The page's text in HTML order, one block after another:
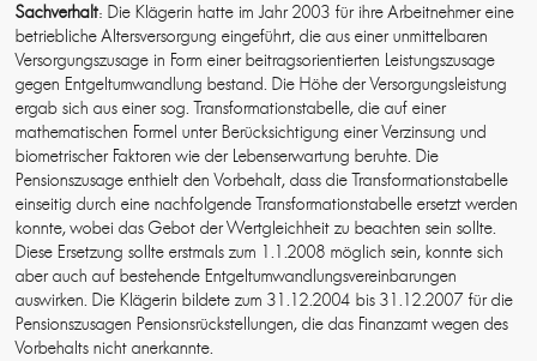
Sachverhalt: Die Klägerin hatte im Jahr 2003 für ihre Arbeitnehmer eine
betriebliche Altersversorgung eingeführt, die aus einer unmittelbaren
Versorgungszusage in Form einer beitragsorientierten Leistungszusage
gegen Entgeltumwandlung bestand. Die Höhe der Versorgungsleistung
ergab sich aus einer sog. Transformationstabelle, die auf einer
mathematischen Formel unter Berücksichtigung einer Verzinsung und
biometrischer Faktoren wie der Lebenserwartung beruhte. Die
Pensionszusage enthielt den Vorbehalt, dass die Transformationstabelle
einseitig durch eine nachfolgende Transformationstabelle ersetzt werden
konnte, wobei das Gebot der Wertgleichheit zu beachten sein sollte.
Diese Ersetzung sollte erstmals zum 1.1.2008 möglich sein, konnte sich
aber auch auf bestehende Entgeltumwandlungsvereinbarungen
auswirken. Die Klägerin bildete zum 31.12.2004 bis 31.12.2007 für die
Pensionszusagen Pensionsrückstellungen, die das Finanzamt wegen des
Vorbehalts nicht anerkannte.